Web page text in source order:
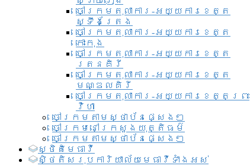
ចៅក្រមតុលាការ-អយ្យការខេត្ត
ស្ទឹងត្រែង
ចៅក្រមតុលាការ-អយ្យការខេត្ត
កោះកុង
ចៅក្រមតុលាការ-អយ្យការខេត្ត
រតនគិរី
ចៅក្រមតុលាការ-អយ្យការខេត្ត
មណ្ឌលគិរី
ចៅក្រមតុលាការ-អយ្យការខេត្តព្រះ
វិហា
ចៅក្រមតាមស្ថាប័នផ្សេងៗ
ចៅក្រមនៅក្រសួងយុត្តិធម៌
ចៅក្រមតាមស្ថាប័នផ្សេងៗ
ស្ថិតិមេធាវី
សិ្ថតិសរុបការិយាល័យមេធាវីទាំងអស់​